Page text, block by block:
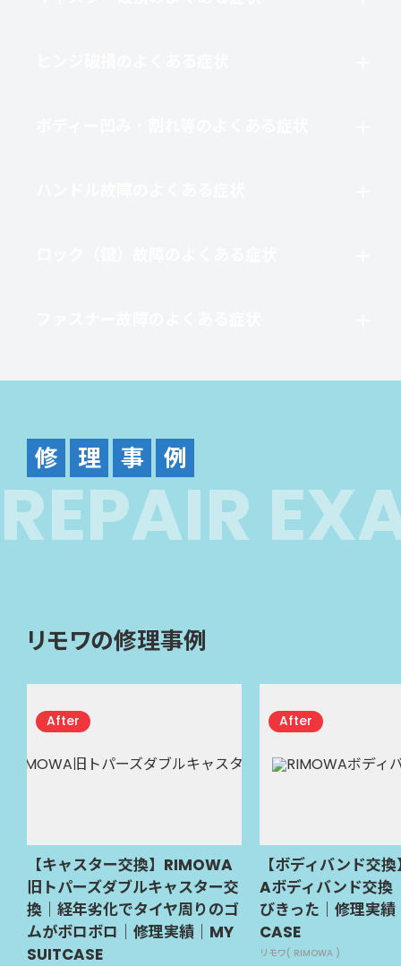
REPAIR EX
修 理 事 例
リモワの修理事例
【キャスター交換】RIMOWA
旧トパーズダブルキャスター交
換｜経年劣化でタイヤ周りのゴ
ムがボロボロ｜修理実績｜MY
SUITCASE
【ボディバンド交
Aボディバンド交換
びきった｜修理実
CASE
リモワ( RIMOWA )